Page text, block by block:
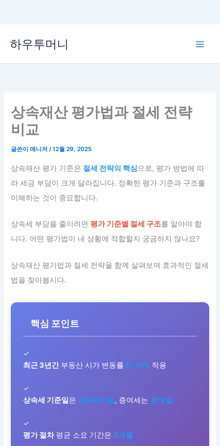
로
하우투머니
상속재산 평가법과 절세 전략
비교
글쓴이매니저/12월 29, 2025
상속재산 평가 기준은 절세 전략의 핵심으로, 평가 방법에 따
라 세금 부담이 크게 달라집니다. 정확한 평가 기준과 구조를
이해하는 것이 중요합니다.
상속세 부담을 줄이려면평가 기준별 절세 구조를 알아야 합
니다. 어떤 평가법이 내 상황에 적합할지 궁금하지 않나요?
상속재산 평가법과 절세 전략을 함께 살펴보며 효과적인 절세
법을 찾아봅시다.
핵심 포인트
✓
최근 3년간부동산 시가 변동률 5~10% 적용
✓
상속세 기준일은 상속개시일 , 증여세는 증여일
✓
평가 절차평균 소요 기간은 3개월